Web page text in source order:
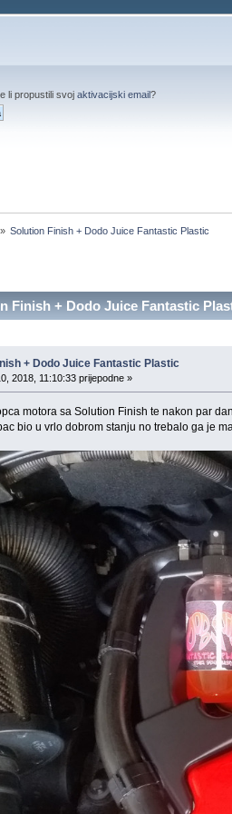
li propustili svojaktivacijski email?
» Solution Finish + Dodo Juice Fantastic Plastic
Finish + Dodo Juice Fantastic
+ Dodo Juice Fantastic Plastic
2018, 11:10:33 prijepodne »
motora sa Solution Finish te nakon par
bio u vrlo dobrom stanju no trebalo ga je